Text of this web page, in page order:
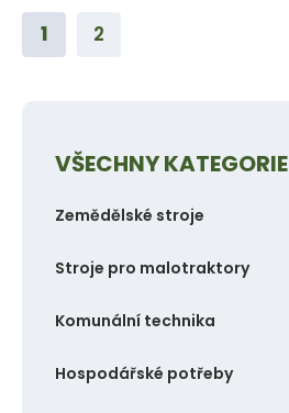
n
č
1 2
VŠECHNY KATEGORIE
Zemědělské stroje
Stroje pro malotraktory
Komunální technika
Hospodářské potřeby